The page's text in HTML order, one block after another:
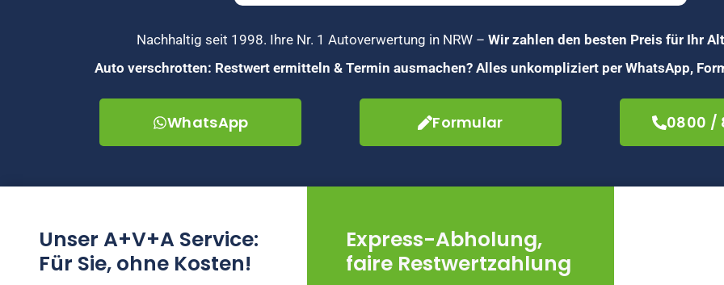
Nachhaltig seit 1998. Ihre Nr. 1 Autoverwertung in NRW – Wir zahlen den besten Preis für Ihr
Auto verschrotten: Restwert ermitteln & Termin ausmachen? Alles unkompliziert per WhatsApp,
WhatsApp Formular 0800 /
Unser A+V+A Service:
Für Sie, ohne Kosten!
Express-Abholung,
faire Restwertzahlung